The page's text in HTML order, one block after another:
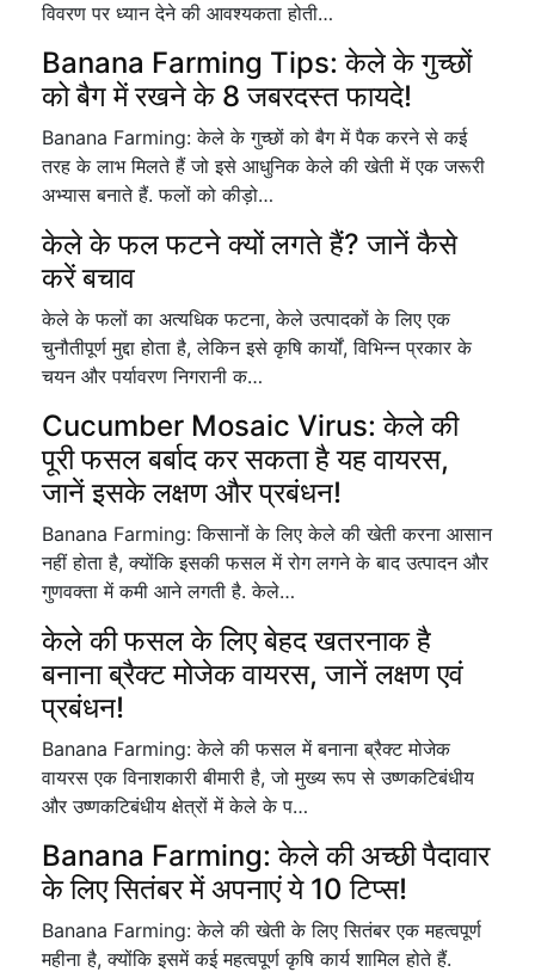
विवरण पर ध्यान देने की आवश्यकता होती…
Banana Farming Tips: केले के गुच्छों
को बैग में रखने के 8 जबरदस्त फायदे!
Banana Farming: केले के गुच्छों को बैग में पैक करने से कई
तरह के लाभ मिलते हैं जो इसे आधुनिक केले की खेती में एक जरूरी
अभ्यास बनाते हैं. फलों को कीड़ो…
केले के फल फटने क्यों लगते हैं? जानें कैसे
करें बचाव
केले के फलों का अत्यधिक फटना, केले उत्पादकों के लिए एक
चुनौतीपूर्ण मुद्दा होता है, लेकिन इसे कृषि कार्यों, विभिन्न प्रकार के
चयन और पर्यावरण निगरानी क…
Cucumber Mosaic Virus: केले की
पूरी फसल बर्बाद कर सकता है यह वायरस,
जानें इसके लक्षण और प्रबंधन!
Banana Farming: किसानों के लिए केले की खेती करना आसान
नहीं होता है, क्योंकि इसकी फसल में रोग लगने के बाद उत्पादन और
गुणवक्ता में कमी आने लगती है. केले…
केले की फसल के लिए बेहद खतरनाक है
बनाना ब्रैक्ट मोजेक वायरस, जानें लक्षण एवं
प्रबंधन!
Banana Farming: केले की फसल में बनाना ब्रैक्ट मोजेक
वायरस एक विनाशकारी बीमारी है, जो मुख्य रूप से उष्णकटिबंधीय
और उष्णकटिबंधीय क्षेत्रों में केले के प…
Banana Farming: केले की अच्छी पैदावार
के लिए सितंबर में अपनाएं ये 10 टिप्स!
Banana Farming: केले की खेती के लिए सितंबर एक महत्वपूर्ण
महीना है, क्योंकि इसमें कई महत्वपूर्ण कृषि कार्य शामिल होते हैं.